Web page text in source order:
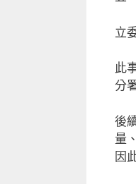
立
此
分
後
量
因